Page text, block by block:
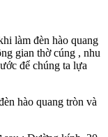
làm đèn hào quang
gian thờ cúng , nhu
để chúng ta lựa
hào quang tròn và